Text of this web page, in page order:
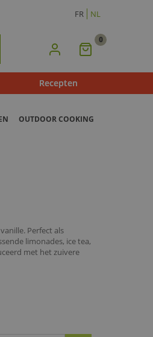
FR NL
Mijn
0
Recepten
OUTDOOR COOKING
Perfect als
limonades, ice tea,
met het zuivere